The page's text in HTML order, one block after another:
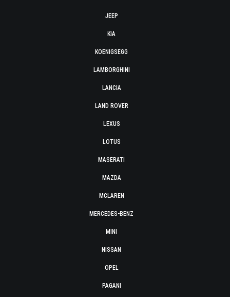
JEEP
KIA
KOENIGSEGG
LAMBORGHINI
LANCIA
LAND ROVER
LEXUS
LOTUS
MASERATI
MAZDA
MCLAREN
MERCEDES-BENZ
MINI
NISSAN
OPEL
PAGANI